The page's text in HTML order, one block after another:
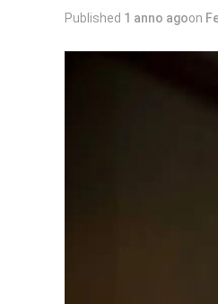
Published 1 anno agoon